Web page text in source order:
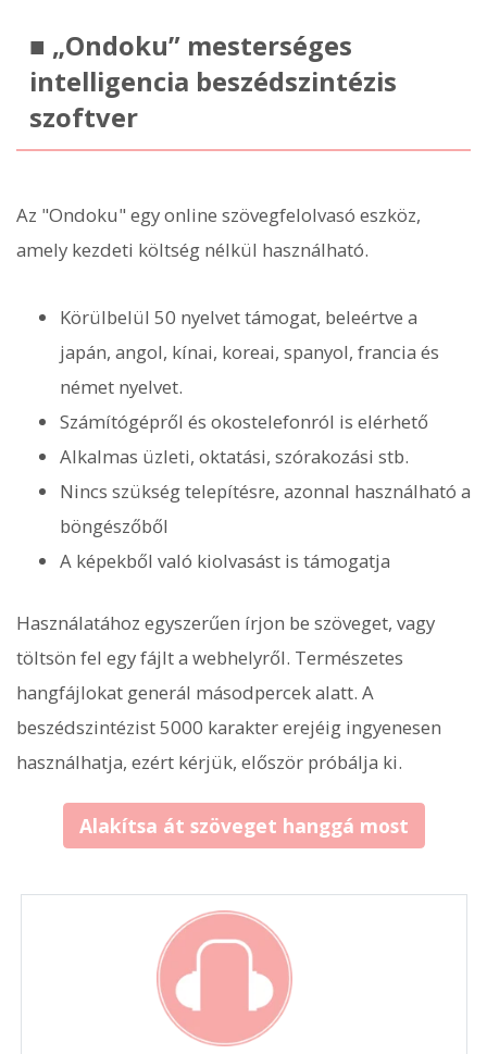
■ „Ondoku” mesterséges
intelligencia beszédszintézis
szoftver
Az "Ondoku" egy online szövegfelolvasó eszköz,
amely kezdeti költség nélkül használható.
Körülbelül 50 nyelvet támogat, beleértve a
japán, angol, kínai, koreai, spanyol, francia és
német nyelvet.
Számítógépről és okostelefonról is elérhető
Alkalmas üzleti, oktatási, szórakozási stb.
Nincs szükség telepítésre, azonnal használható a
böngészőből
A képekből való kiolvasást is támogatja
Használatához egyszerűen írjon be szöveget, vagy
töltsön fel egy fájlt a webhelyről. Természetes
hangfájlokat generál másodpercek alatt. A
beszédszintézist 5000 karakter erejéig ingyenesen
használhatja, ezért kérjük, először próbálja ki.
Alakítsa át szöveget hanggá most